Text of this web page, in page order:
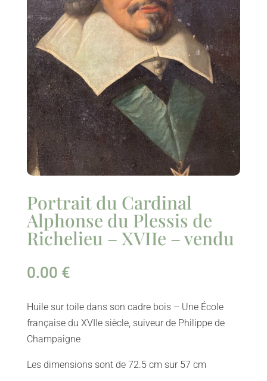
Portrait du Cardinal
Alphonse du Plessis de
Richelieu – XVIIe – vendu
0.00 €
Huile sur toile dans son cadre bois – Une École
française du XVIIe siècle, suiveur de Philippe de
Champaigne
Les dimensions sont de 72.5 cm sur 57 cm